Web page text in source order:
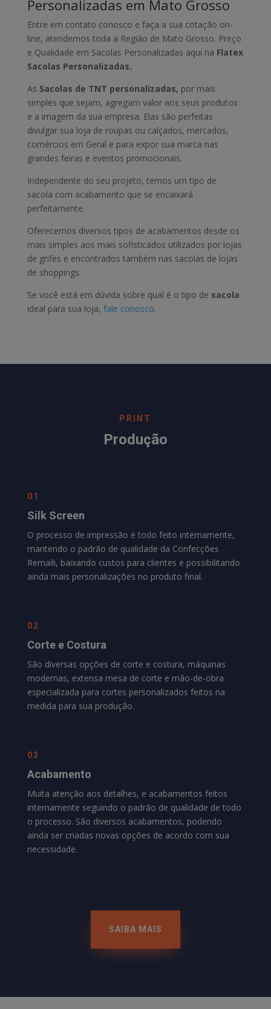
Personalizadas em Mato Grosso
Entre em contato conosco e faça a sua cotação on-
line, atendemos toda a Região de Mato Grosso. Preço
e Qualidade em Sacolas Personalizadas aqui na Flatex
Sacolas Personalizadas.
As Sacolas de TNT personalizadas, por mais
simples que sejam, agregam valor aos seus produtos
e a imagem da sua empresa. Elas são perfeitas
divulgar sua loja de roupas ou calçados, mercados,
comércios em Geral e para expor sua marca nas
grandes feiras e eventos promocionais.
Independente do seu projeto, temos um tipo de
sacola com acabamento que se encaixará
perfeitamente.
Oferecemos diversos tipos de acabamentos desde os
mais simples aos mais sofisticados utilizados por lojas
de grifes e encontrados também nas sacolas de lojas
de shoppings.
Se você está em dúvida sobre qual é o tipo de sacola
ideal para sua loja, fale conosco.
PRINT
Produção
01
Silk Screen
O processo de impressão é todo feito internamente,
mantendo o padrão de qualidade da Confecções
Remaili, baixando custos para clientes e possibilitando
ainda mais personalizações no produto final.
02
Corte e Costura
São diversas opções de corte e costura, máquinas
modernas, extensa mesa de corte e mão-de-obra
especializada para cortes personalizados feitos na
medida para sua produção.
03
Acabamento
Muita atenção aos detalhes, e acabamentos feitos
internamente seguindo o padrão de qualidade de todo
o processo. São diversos acabamentos, podendo
ainda ser criadas novas opções de acordo com sua
necessidade.
SAIBA MAIS